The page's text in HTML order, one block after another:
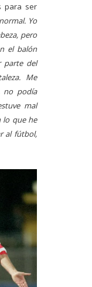
para ser
Yo
pero
el balón
parte del
Me
no podía
mal
lo que he
al fútbol,